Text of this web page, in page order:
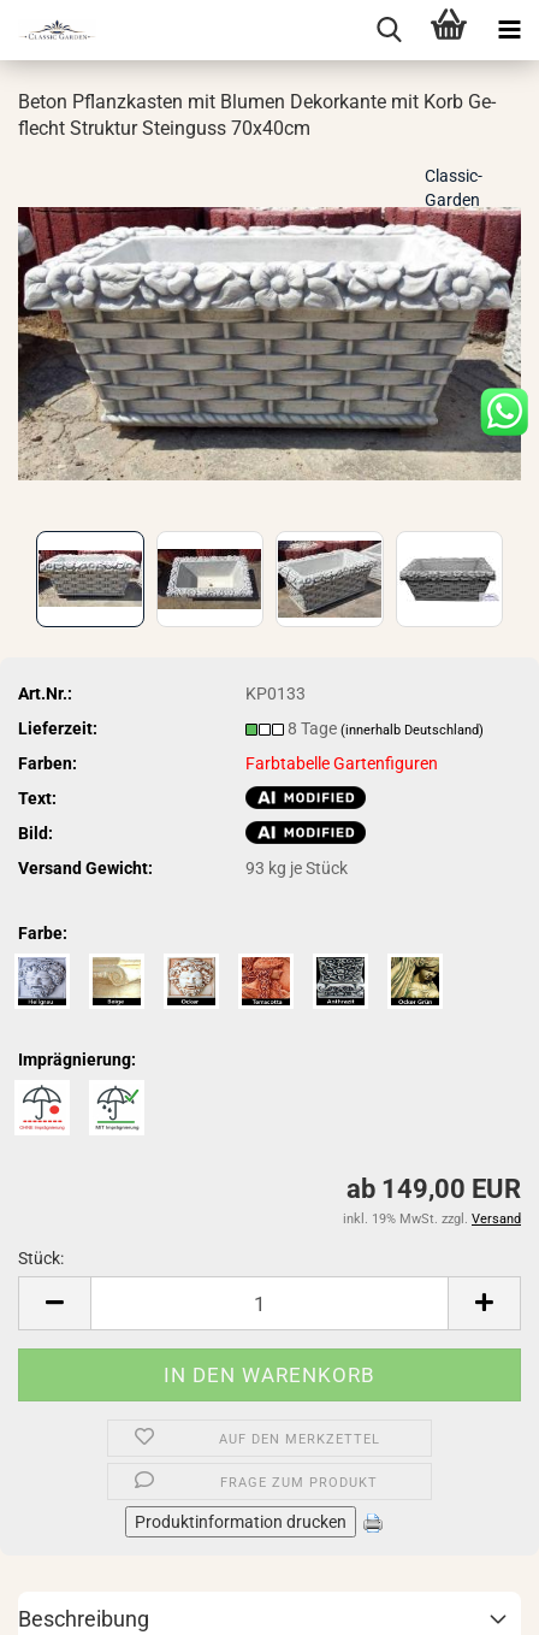
Beton Pflanz­kas­ten mit Blu­men De­korkan­te mit Korb Ge­
flecht Struk­tur Stein­guss 70x40cm
Classic-
Garden
Art.Nr.:
KP0133
Lieferzeit:
8 Tage(innerhalb Deutschland)
Farben:
Farbtabelle Gartenfiguren
Text:
Bild:
Versand Gewicht:
93 kg je Stück
Farbe:
Imprägnierung:
ab 149,00 EUR
inkl. 19% MwSt. zzgl. Versand
Stück:
AUF DEN MERKZETTEL
FRAGE ZUM PRODUKT
Produktinformation drucken
Beschreibung